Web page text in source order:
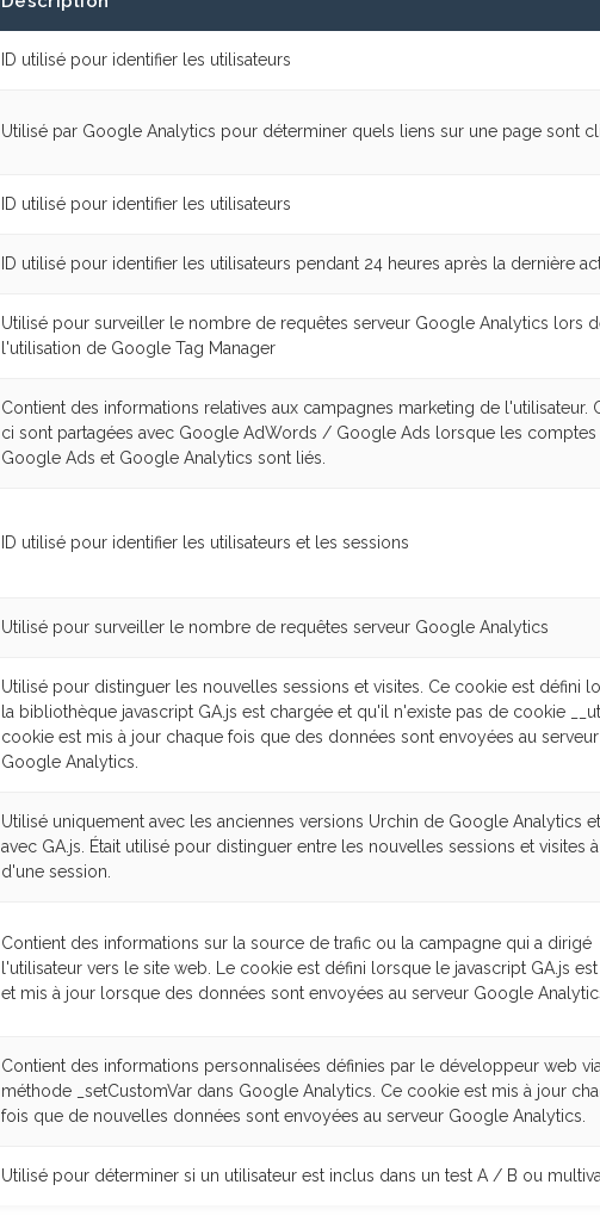
ID utilisé pour identifier les utilisateurs
Utilisé par Google Analytics pour déterminer quels liens sur une page sont
ID utilisé pour identifier les utilisateurs
ID utilisé pour identifier les utilisateurs pendant 24 heures après la dernière
Utilisé pour surveiller le nombre de requêtes serveur Google Analytics lors
l'utilisation de Google Tag Manager
Contient des informations relatives aux campagnes marketing de l'utilisateur.
ci sont partagées avec Google AdWords / Google Ads lorsque les comptes
Google Ads et Google Analytics sont liés.
ID utilisé pour identifier les utilisateurs et les sessions
Utilisé pour surveiller le nombre de requêtes serveur Google Analytics
Utilisé pour distinguer les nouvelles sessions et visites. Ce cookie est défini
la bibliothèque javascript GA.js est chargée et qu'il n'existe pas de cookie
cookie est mis à jour chaque fois que des données sont envoyées au serveur
Google Analytics.
Utilisé uniquement avec les anciennes versions Urchin de Google Analytics
avec GA.js. Était utilisé pour distinguer entre les nouvelles sessions et visites
d'une session.
Contient des informations sur la source de trafic ou la campagne qui a dirigé
l'utilisateur vers le site web. Le cookie est défini lorsque le javascript GA.js
et mis à jour lorsque des données sont envoyées au serveur Google
Contient des informations personnalisées définies par le développeur web
méthode _setCustomVar dans Google Analytics. Ce cookie est mis à jour
fois que de nouvelles données sont envoyées au serveur Google Analytics.
Utilisé pour déterminer si un utilisateur est inclus dans un test A / B ou